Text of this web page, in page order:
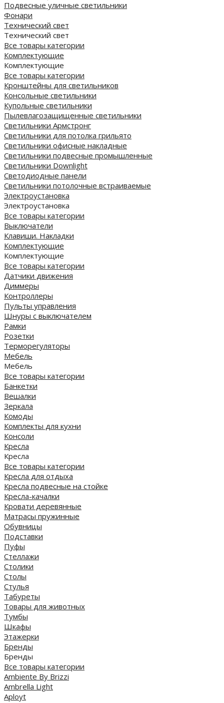
Подвесные уличные светильники
Фонари
Технический свет
Технический свет
Все товары категории
Комплектующие
Комплектующие
Все товары категории
Кронштейны для светильников
Консольные светильники
Купольные светильники
Пылевлагозащищенные светильники
Светильники Армстронг
Светильники для потолка грильято
Светильники офисные накладные
Светильники подвесные промышленные
Светильники Downlight
Светодиодные панели
Cветильники потолочные встраиваемые
Электроустановка
Электроустановка
Все товары категории
Выключатели
Клавиши. Накладки
Комплектующие
Комплектующие
Все товары категории
Датчики движения
Диммеры
Контроллеры
Пульты управления
Шнуры с выключателем
Рамки
Розетки
Терморегуляторы
Мебель
Мебель
Все товары категории
Банкетки
Вешалки
Зеркала
Комоды
Комплекты для кухни
Консоли
Кресла
Кресла
Все товары категории
Кресла для отдыха
Кресла подвесные на стойке
Кресла-качалки
Кровати деревянные
Матрасы пружинные
Обувницы
Подставки
Пуфы
Стеллажи
Столики
Столы
Стулья
Табуреты
Товары для животных
Тумбы
Шкафы
Этажерки
Бренды
Бренды
Все товары категории
Ambiente By Brizzi
Ambrella Light
Aployt